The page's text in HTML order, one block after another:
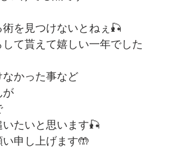
を見つけないとねぇ🎣
て貰えて嬉しい一年でした
かった事など
が
たいと思います🎣
申し上げます🤲